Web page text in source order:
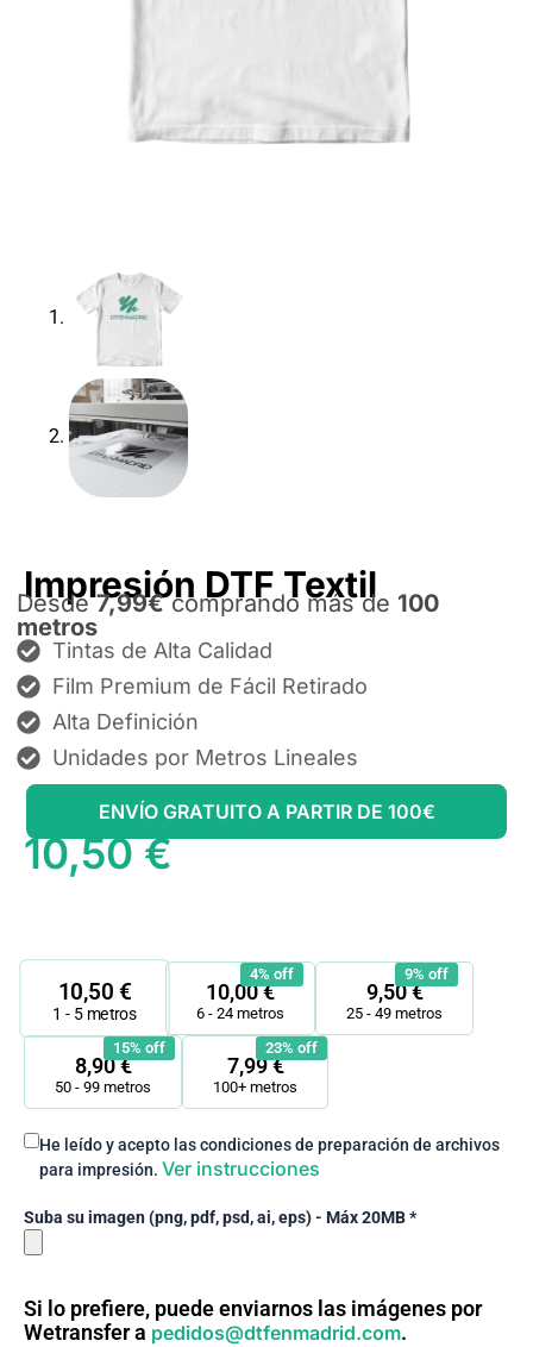
Impresión DTF Textil
Desde7,99€comprando más de 100
metros
Tintas de Alta Calidad
Film Premium de Fácil Retirado
Alta Definición
Unidades por Metros Lineales
ENVÍO GRATUITO A PARTIR DE 100€
10,50€
10,50 €
1 - 5metros
4% off
10,00€
6 - 24 metros
9% off
9,50€
25 - 49 metros
15% off
8,90€
50 - 99 metros
23% off
7,99€
100+ metros
He leído y acepto las condiciones de preparación de archivos
para impresión. Ver instrucciones
Suba su imagen (png, pdf, psd, ai, eps) - Máx 20MB *
Si lo prefiere, puede enviarnos las imágenes por
Wetransfer a pedidos@dtfenmadrid.com.
Textil
cantidad